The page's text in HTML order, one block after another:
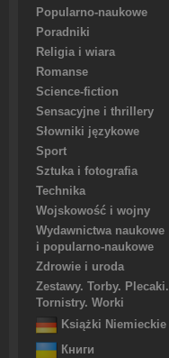
Popularno-naukowe
Poradniki
Religia i wiara
Romanse
Science-fiction
Sensacyjne i thrillery
Słowniki językowe
Sport
Sztuka i fotografia
Technika
Wojskowość i wojny
Wydawnictwa naukowe
i popularno-naukowe
Zdrowie i uroda
Zestawy. Torby. Plecaki.
Tornistry. Worki
Książki Niemieckie
Книги